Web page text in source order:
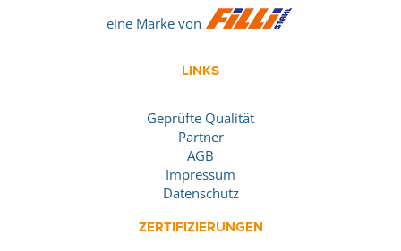
eine Marke von
LINKS
Geprüfte Qualität
Partner
AGB
Impressum
Datenschutz
ZERTIFIZIERUNGEN